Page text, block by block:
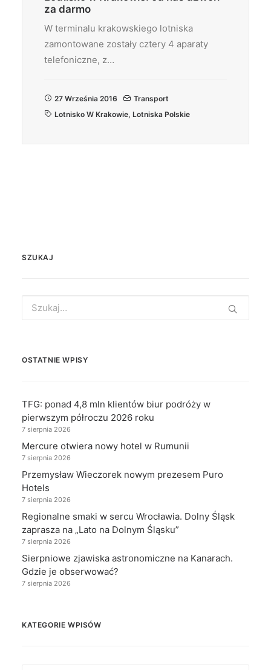
za darmo
W terminalu krakowskiego lotniska
zamontowane zostały cztery 4 aparaty
telefoniczne, z…
27 Września 2016
Transport
Lotnisko W Krakowie, Lotniska Polskie
SZUKAJ
for:
OSTATNIE WPISY
TFG: ponad 4,8 mln klientów biur podróży w
pierwszym półroczu 2026 roku
7 sierpnia 2026
Mercure otwiera nowy hotel w Rumunii
7 sierpnia 2026
Przemysław Wieczorek nowym prezesem Puro
Hotels
7 sierpnia 2026
Regionalne smaki w sercu Wrocławia. Dolny Śląsk
zaprasza na „Lato na Dolnym Śląsku”
7 sierpnia 2026
Sierpniowe zjawiska astronomiczne na Kanarach.
Gdzie je obserwować?
7 sierpnia 2026
KATEGORIE WPISÓW